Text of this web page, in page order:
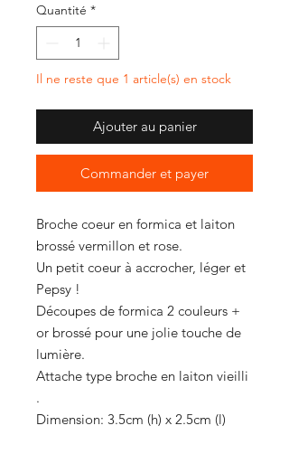
Quantité *
Il ne reste que 1 article(s) en stock
Ajouter au panier
Commander et payer
Broche coeur en formica et laiton
brossé vermillon et rose.
Un petit coeur à accrocher, léger et
Pepsy !
Découpes de formica 2 couleurs +
or brossé pour une jolie touche de
lumière.
Attache type broche en laiton vieilli
.
Dimension: 3.5cm (h) x 2.5cm (l)